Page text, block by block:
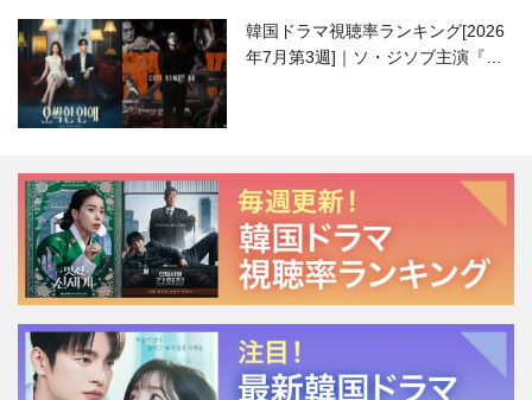
韓国ドラマ視聴率ランキング[2026
年7月第3週]｜ソ・ジソブ主演『エ